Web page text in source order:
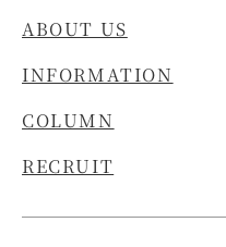
ABOUT US
INFORMATION
COLUMN
RECRUIT